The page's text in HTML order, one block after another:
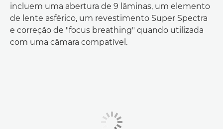
incluem uma abertura de 9 lâminas, um elemento
de lente asférico, um revestimento Super Spectra
e correção de "focus breathing" quando utilizada
com uma câmara compatível.